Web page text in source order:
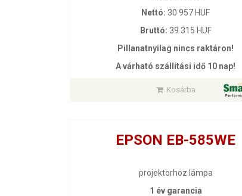
Nettó: 30 957 HUF
Bruttó: 39 315 HUF
Pillanatnyilag nincs raktáron!
A várható szállítási idő 10 nap!
Kosárba
EPSON EB-585WE
projektorhoz lámpa
1 év garancia